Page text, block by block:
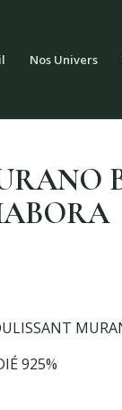
Nos Univers
925%